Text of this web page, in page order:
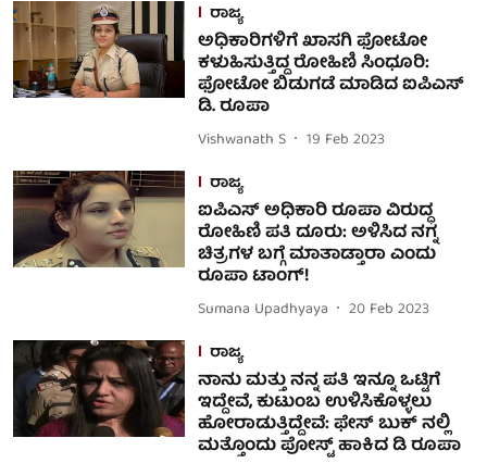
ರಾಜ್ಯ
ಅಧಿಕಾರಿಗಳಿಗೆ ಖಾಸಗಿ ಫೋಟೋ
ಕಳುಹಿಸುತ್ತಿದ್ದ ರೋಹಿಣಿ ಸಿಂಧೂರಿ:
ಫೋಟೋ ಬಿಡುಗಡೆ ಮಾಡಿದ ಐಪಿಎಸ್
ಡಿ. ರೂಪಾ
Vishwanath S
19 Feb 2023
ರಾಜ್ಯ
ಐಪಿಎಸ್ ಅಧಿಕಾರಿ ರೂಪಾ ವಿರುದ್ಧ
ರೋಹಿಣಿ ಪತಿ ದೂರು: ಅಳಿಸಿದ ನಗ್ನ
ಚಿತ್ರಗಳ ಬಗ್ಗೆ ಮಾತಾಡ್ತಾರಾ ಎಂದು
ರೂಪಾ ಟಾಂಗ್!
Sumana Upadhyaya
20 Feb 2023
ರಾಜ್ಯ
ನಾನು ಮತ್ತು ನನ್ನ ಪತಿ ಇನ್ನೂ ಒಟ್ಟಿಗೆ
ಇದ್ದೇವೆ, ಕುಟುಂಬ ಉಳಿಸಿಕೊಳ್ಳಲು
ಹೋರಾಡುತ್ತಿದ್ದೇವೆ: ಫೇಸ್ ಬುಕ್ ನಲ್ಲಿ
ಮತ್ತೊಂದು ಪೋಸ್ಟ್ ಹಾಕಿದ ಡಿ ರೂಪಾ